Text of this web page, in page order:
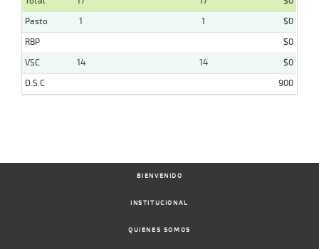
Pasto
1 1
$0
RBP
$0
VSC
14 14
$0
D.S.C
900
BIENVENIDO
INSTITUCIONAL
QUIENES SOMOS